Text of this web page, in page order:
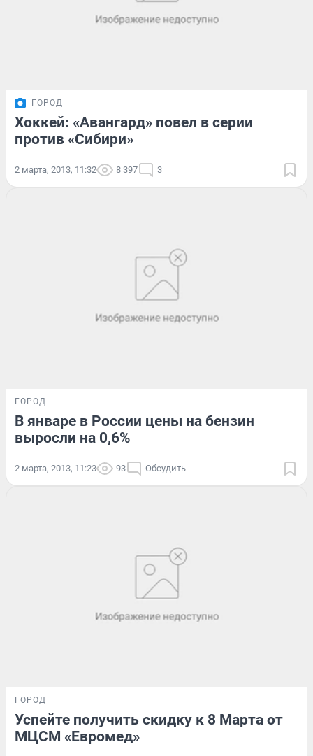
ГОРОД
Хоккей: «Авангард» повел в серии
против «Сибири»
2 марта, 2013, 11:32 8 397 3
ГОРОД
В январе в России цены на бензин
выросли на 0,6%
2 марта, 2013, 11:23 93 Обсудить
ГОРОД
Успейте получить скидку к 8 Марта от
МЦСМ «Евромед»